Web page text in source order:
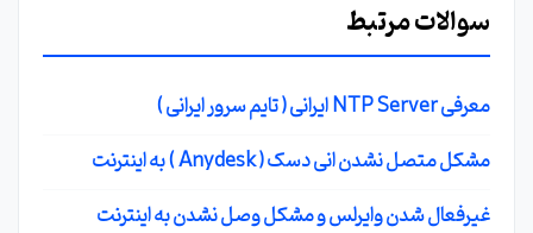
سوالات مرتبط
معرفی NTP Server ایرانی ( تایم سرور ایرانی )
مشکل متصل نشدن انی دسک ( Anydesk ) به اینترنت
غیرفعال شدن وایرلس و مشکل وصل نشدن به اینترنت